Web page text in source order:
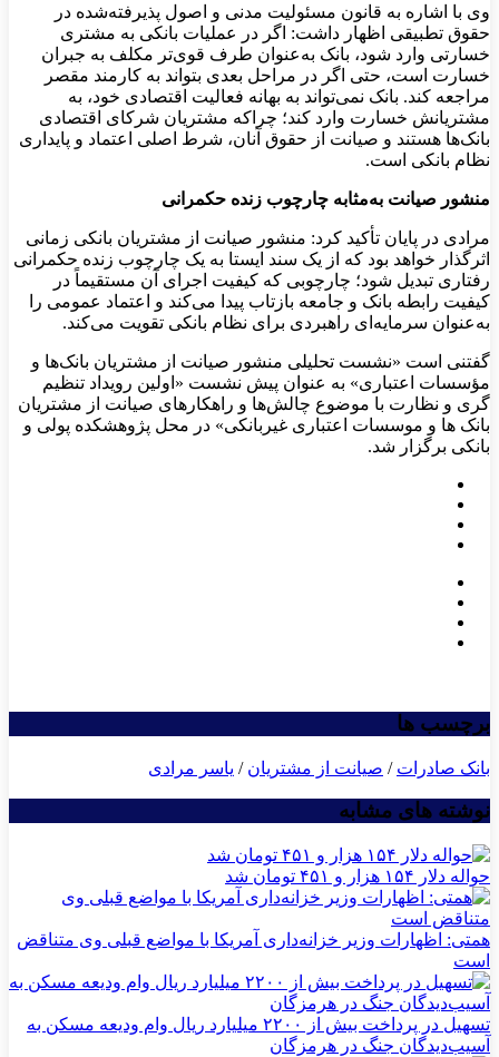
وی با اشاره به قانون مسئولیت مدنی و اصول پذیرفته‌شده در
حقوق تطبیقی اظهار داشت: اگر در عملیات بانکی به مشتری
خسارتی وارد شود، بانک به‌عنوان طرف قوی‌تر مکلف به جبران
خسارت است، حتی اگر در مراحل بعدی بتواند به کارمند مقصر
مراجعه کند. بانک نمی‌تواند به بهانه فعالیت اقتصادی خود، به
مشتریانش خسارت وارد کند؛ چراکه مشتریان شرکای اقتصادی
بانک‌ها هستند و صیانت از حقوق آنان، شرط اصلی اعتماد و پایداری
نظام بانکی است.
منشور صیانت به‌مثابه چارچوب زنده حکمرانی
مرادی در پایان تأکید کرد: منشور صیانت از مشتریان بانکی زمانی
اثرگذار خواهد بود که از یک سند ایستا به یک چارچوب زنده حکمرانی
رفتاری تبدیل شود؛ چارچوبی که کیفیت اجرای آن مستقیماً در
کیفیت رابطه بانک و جامعه بازتاب پیدا می‌کند و اعتماد عمومی را
به‌عنوان سرمایه‌ای راهبردی برای نظام بانکی تقویت می‌کند.
گفتنی است «نشست تحلیلی منشور صیانت از مشتریان بانک‌ها و
مؤسسات اعتباری» به عنوان پیش نشست «اولین رویداد تنظیم
گری و نظارت با موضوع چالش‌ها و راهکارهای صیانت از مشتریان
بانک ها و موسسات اعتباری غیربانکی» در محل پژوهشکده پولی و
بانکی برگزار شد.​
برچسب ها
بانک صادرات / صیانت از مشتریان / یاسر مرادی
نوشته های مشابه
حواله دلار ۱۵۴ هزار و ۴۵۱ تومان شد
همتی: اظهارات وزیر خزانه‌داری آمریکا با مواضع قبلی وی متناقض
است
تسهیل در پرداخت بیش از ۲۲۰۰ میلیارد ریال وام ودیعه مسکن به
آسیب‌دیدگان جنگ در هرمزگان